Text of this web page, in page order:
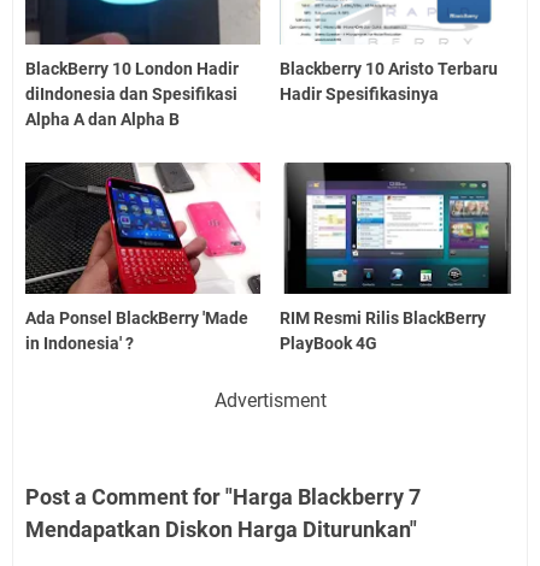
BlackBerry 10 London Hadir
diIndonesia dan Spesifikasi
Alpha A dan Alpha B
Blackberry 10 Aristo Terbaru
Hadir Spesifikasinya
Ada Ponsel BlackBerry 'Made
in Indonesia' ?
RIM Resmi Rilis BlackBerry
PlayBook 4G
Advertisment
Post a Comment for "Harga Blackberry 7
Mendapatkan Diskon Harga Diturunkan"